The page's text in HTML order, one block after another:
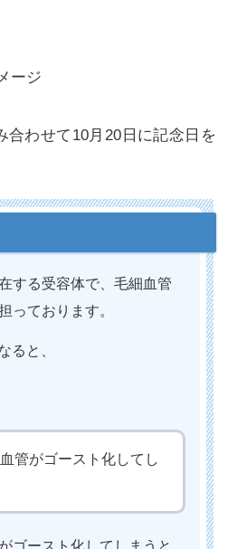
ージ
合わせて10月20日に記念日を
する受容体で、毛細血管
っております。
ると、
管がゴースト化してし
ゴースト化してしまうと